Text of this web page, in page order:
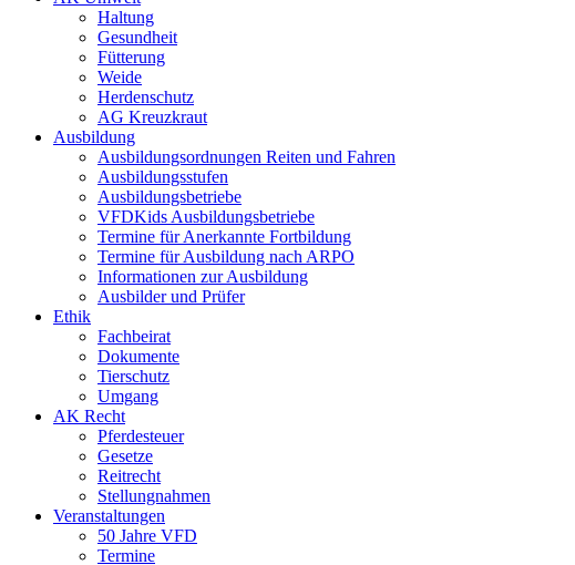
Haltung
Gesundheit
Fütterung
Weide
Herdenschutz
AG Kreuzkraut
Ausbildung
Ausbildungsordnungen Reiten und Fahren
Ausbildungsstufen
Ausbildungsbetriebe
VFDKids Ausbildungsbetriebe
Termine für Anerkannte Fortbildung
Termine für Ausbildung nach ARPO
Informationen zur Ausbildung
Ausbilder und Prüfer
Ethik
Fachbeirat
Dokumente
Tierschutz
Umgang
AK Recht
Pferdesteuer
Gesetze
Reitrecht
Stellungnahmen
Veranstaltungen
50 Jahre VFD
Termine